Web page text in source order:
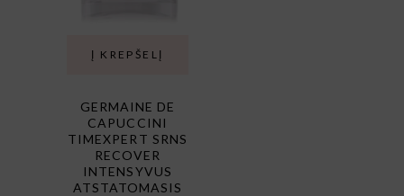
Į KREPŠELĮ
GERMAINE DE
CAPUCCINI
TIMEXPERT SRNS
RECOVER
INTENSYVUS
ATSTATOMASIS